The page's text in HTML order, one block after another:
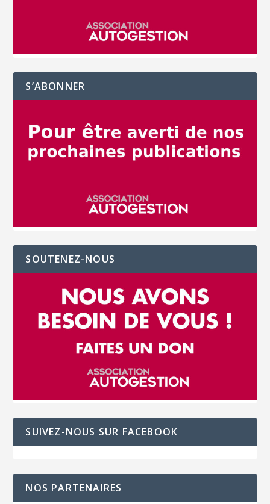
S’ABONNER
SOUTENEZ-NOUS
SUIVEZ-NOUS SUR FACEBOOK
NOS PARTENAIRES